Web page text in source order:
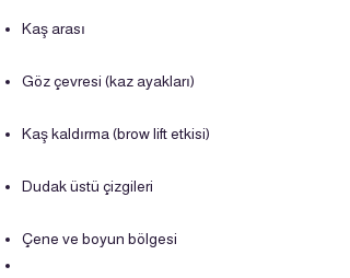
Kaş arası
Göz çevresi (kaz ayakları)
Kaş kaldırma (brow lift etkisi)
Dudak üstü çizgileri
Çene ve boyun bölgesi